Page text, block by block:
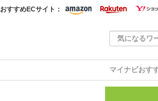
おすすめECサイト：
マイナビおす